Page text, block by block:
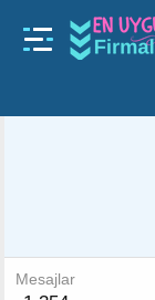
Mesajlar